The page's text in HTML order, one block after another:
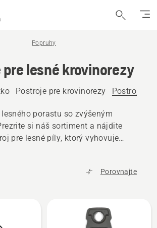
Popruhy
pre lesné krovinorezy
Postroje pre krovinorezy Postroje
lesného porastu so zvýšeným
si náš sortiment a nájdite
pre lesné píly, ktorý vyhovuje
Porovnajte